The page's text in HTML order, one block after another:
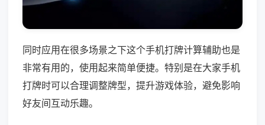
同时应用在很多场景之下这个手机打牌计算辅助也是
非常有用的，使用起来简单便捷。特别是在大家手机
打牌时可以合理调整牌型，提升游戏体验，避免影响
好友间互动乐趣。